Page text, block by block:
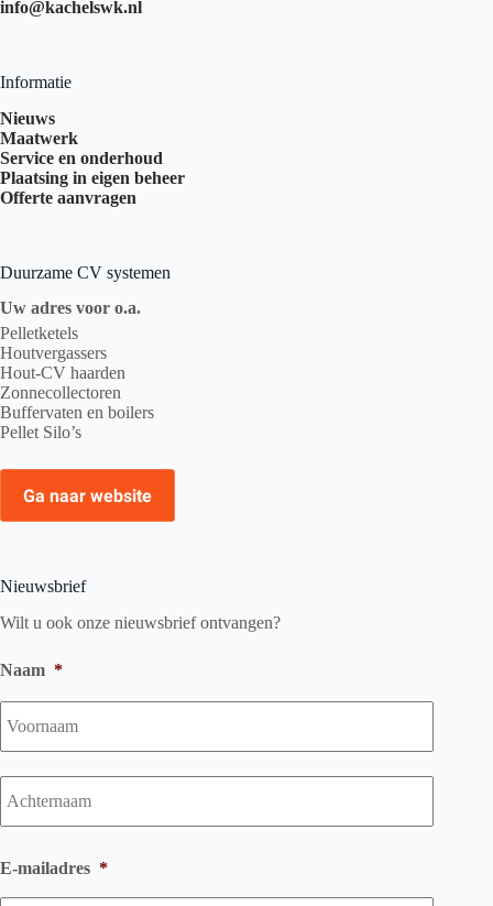
info@kachelswk.nl
Informatie
Nieuws
Maatwerk
Service en onderhoud
Plaatsing in eigen beheer
Offerte aanvragen
Duurzame CV systemen
Uw adres voor o.a.
Pelletketels
Houtvergassers
Hout-CV haarden
Zonnecollectoren
Buffervaten en boilers
Pellet Silo’s
Ga naar website
Nieuwsbrief
Wilt u ook onze nieuwsbrief ontvangen?
Naam *
E-mailadres *